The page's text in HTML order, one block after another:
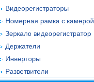
Видеорегистраторы
Номерная рамка с камерой
Зеркало видеорегистратор
Держатели
Инверторы
Разветвители